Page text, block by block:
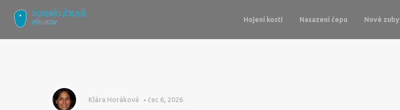
Hojení kosti Nasazení čepu Nové zuby
Klára Horáková čec 6, 2026